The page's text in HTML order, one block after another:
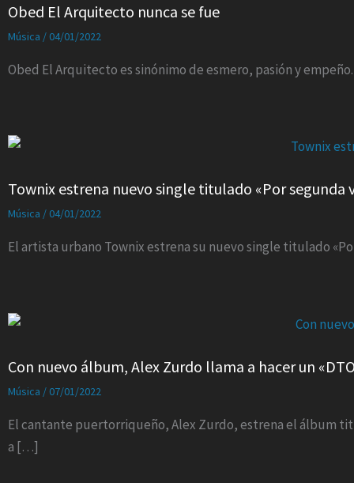
Obed El Arquitecto nunca se fue
Música / 04/01/2022
Obed El Arquitecto es sinónimo de esmero, pasión y
Townix estrena nuevo single titulado «Por segunda
Música / 04/01/2022
El artista urbano Townix estrena su nuevo single titulado
Con nuevo álbum, Alex Zurdo llama a hacer un
Música / 07/01/2022
El cantante puertorriqueño, Alex Zurdo, estrena el álbum
a […]